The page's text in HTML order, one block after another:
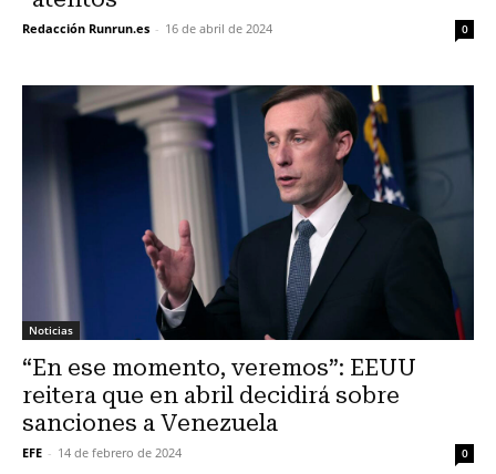
Redacción Runrun.es - 16 de abril de 2024 0
Noticias
“En ese momento, veremos”: EEUU
reitera que en abril decidirá sobre
sanciones a Venezuela
EFE - 14 de febrero de 2024 0